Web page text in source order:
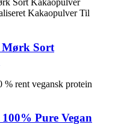
Sort
Pure Vegan